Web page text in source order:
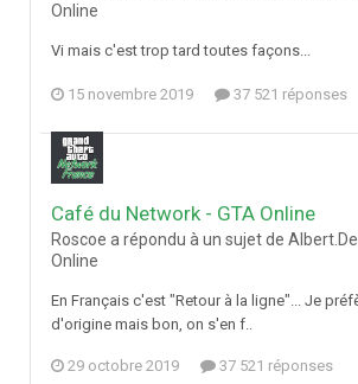
Online
Vi mais c'est trop tard toutes façons...
15 novembre 2019 37 521 réponses
Café du Network - GTA Online
Roscoe a répondu à un sujet de
Online
En Français c'est "Retour à la ligne"... Je
d'origine mais bon, on s'en f..
29 octobre 2019 37 521 réponses